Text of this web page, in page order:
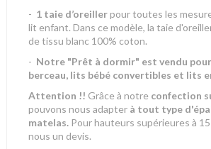
- 1 taie d’oreillerpour toutes les
lit enfant. Dans ce modèle, la taie
de tissu blanc 100% coton.
- Notre "Prêt à dormir" est vendu
berceau, lits bébé convertibles et lits
Attention !! Grâce à notre confection
pouvons nous adapter à tout type
matelas. Pour hauteurs supérieures à
nous un devis.